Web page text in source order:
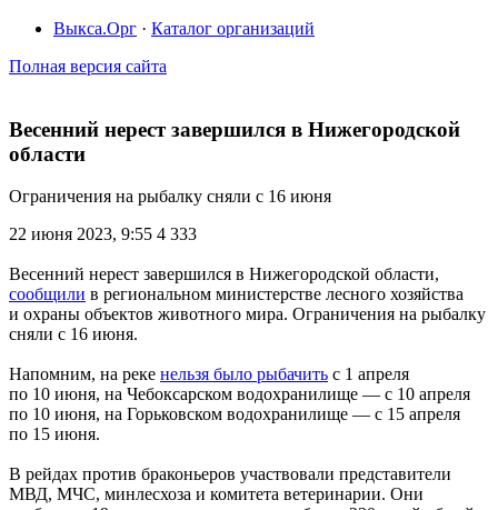
Выкса.Орг · Каталог организаций
Полная версия сайта
Весенний нерест завершился в Нижегородской
области
Ограничения на рыбалку сняли с 16 июня
22 июня 2023, 9:55 4 333
Весенний нерест завершился в Нижегородской области,
сообщили в региональном министерстве лесного хозяйства
и охраны объектов животного мира. Ограничения на рыбалку
сняли с 16 июня.
Напомним, на реке нельзя было рыбачить с 1 апреля
по 10 июня, на Чебоксарском водохранилище — с 10 апреля
по 10 июня, на Горьковском водохранилище — с 15 апреля
по 15 июня.
В рейдах против браконьеров участвовали представители
МВД, МЧС, минлесхоза и комитета ветеринарии. Они